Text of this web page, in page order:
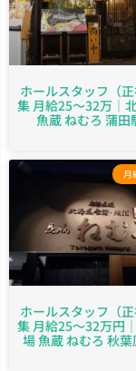
ホールスタッフ（
集 月給25～32万｜
魚蔵 ねむろ 蒲田
月
ホールスタッフ（
集 月給25～32万円
場 魚蔵 ねむろ 秋